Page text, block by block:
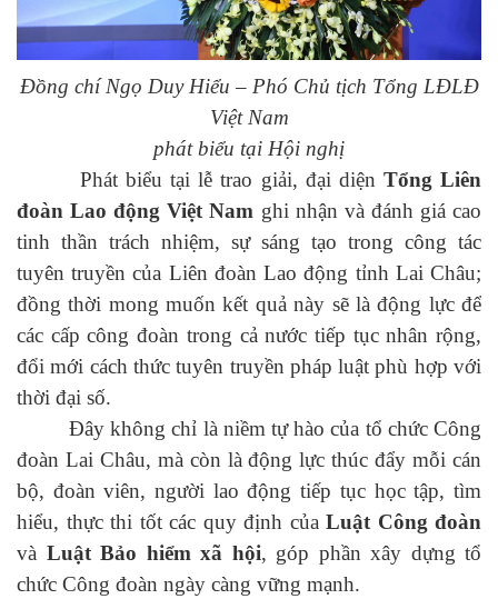
Đồng chí Ngọ Duy Hiểu – Phó Chủ tịch Tổng LĐLĐ
Việt Nam
phát biểu tại Hội nghị
Phát biểu tại lễ trao giải, đại diện Tổng Liên
đoàn Lao động Việt Nam ghi nhận và đánh giá cao
tinh thần trách nhiệm, sự sáng tạo trong công tác
tuyên truyền của Liên đoàn Lao động tỉnh Lai Châu;
đồng thời mong muốn kết quả này sẽ là động lực để
các cấp công đoàn trong cả nước tiếp tục nhân rộng,
đổi mới cách thức tuyên truyền pháp luật phù hợp với
thời đại số.
Đây không chỉ là niềm tự hào của tổ chức Công
đoàn Lai Châu, mà còn là động lực thúc đẩy mỗi cán
bộ, đoàn viên, người lao động tiếp tục học tập, tìm
hiểu, thực thi tốt các quy định của Luật Công đoàn
và Luật Bảo hiểm xã hội, góp phần xây dựng tổ
chức Công đoàn ngày càng vững mạnh.